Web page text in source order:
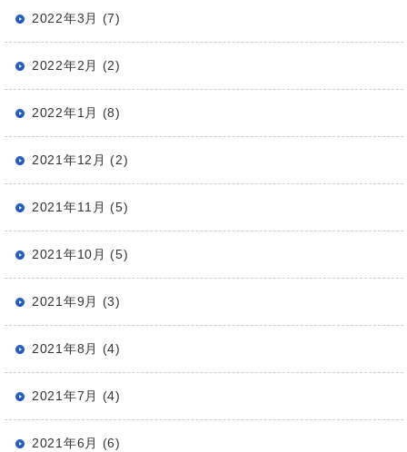
2022年3月 (7)
2022年2月 (2)
2022年1月 (8)
2021年12月 (2)
2021年11月 (5)
2021年10月 (5)
2021年9月 (3)
2021年8月 (4)
2021年7月 (4)
2021年6月 (6)